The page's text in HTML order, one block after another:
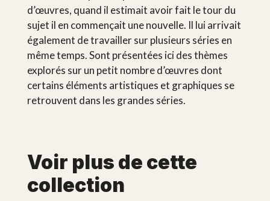
d’œuvres, quand il estimait avoir fait le tour du
sujet il en commençait une nouvelle. Il lui arrivait
également de travailler sur plusieurs séries en
même temps. Sont présentées ici des thèmes
explorés sur un petit nombre d’œuvres dont
certains éléments artistiques et graphiques se
retrouvent dans les grandes séries.
Voir plus de cette
collection